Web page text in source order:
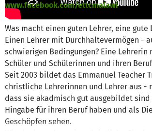
www.facebook.com/ettcmalawi
Was macht einen guten Lehrer, eine gute
Einen Lehrer mit Durchhaltevermögen -
schwierigen Bedingungen? Eine
Schüler und Schülerinnen und ihren
Seit 2003 bildet das Emmanuel Teacher
christliche Lehrerinnen und Lehrer aus -
dass sie akadmisch gut ausgebildet sind
Hingabe für ihren Beruf haben und als
Geschöpfen sehen.